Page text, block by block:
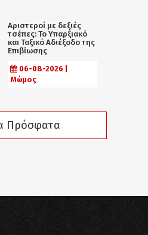
Αριστεροί με δεξιές
τσέπες: Το Υπαρξιακό
και Ταξικό Αδιέξοδο της
Επιβίωσης
06-08-2026 |
Μώμος
Πρόσφατα